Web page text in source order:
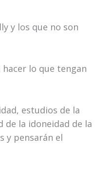
y los que no son
hacer lo que tengan
estudios de la
de la idoneidad de la
y pensarán el